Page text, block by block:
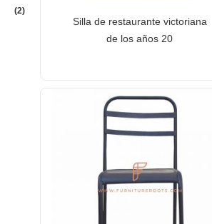
2
Silla de restaurante victoriana
de los años 20
de 5